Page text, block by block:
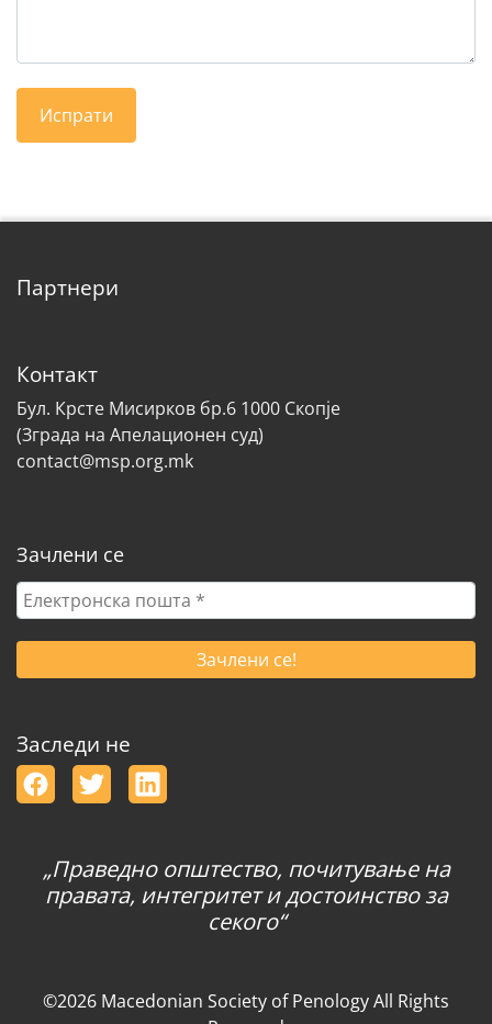
Партнери
Контакт
Бул. Крсте Мисирков бр.6 1000 Скопје
(Зграда на Апелационен суд)
contact@msp.org.mk
Зачлени се
Електронска
пошта
*
Заследи не
„Праведно општество, почитување на
правата, интегритет и достоинство за
секого“
©2026 Macedonian Society of Penology All Rights